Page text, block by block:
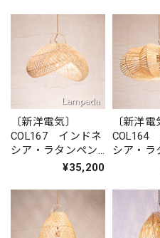
〔新洋電気〕
COL167 インドネ
シア・ラタンペン
ダントライト¥35,200
〔新洋電
COL164
シア・ラ
ダントラ